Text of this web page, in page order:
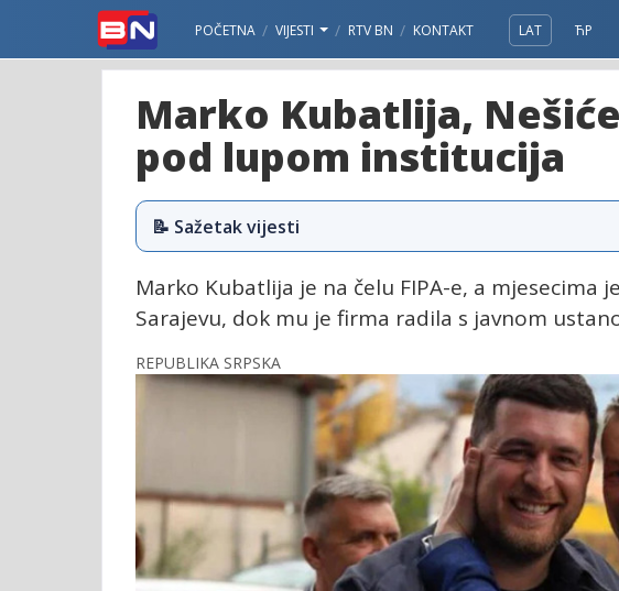
POČETNA VIJESTI RTV BN KONTAKT LAT ЋР
Marko Kubatlija,
pod lupom institucija
📝 Sažetak vijesti
Marko Kubatlija je na čelu FIPA-e, a
Sarajevu, dok mu je firma radila s javnom
REPUBLIKA SRPSKA